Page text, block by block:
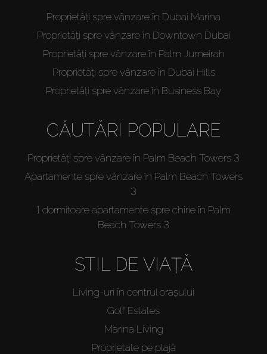
Proprietăți spre vânzare în Dubai Marina
Proprietăți spre vânzare în Downtown Dubai
Proprietăți spre vânzare în Palm Jumeirah
Proprietăți spre vânzare în Dubai Hills
Proprietăți spre vânzare în Business Bay
CĂUTĂRI POPULARE
Proprietăți spre vânzare în Palm Beach Towers 3
Apartamente spre vânzare în Palm Beach Towers
3
1 dormitoare apartamente spre chirie în Palm
Beach Towers 3
STIL DE VIAȚĂ
Living-uri în centrul orașului
Golf Estates
Marina Living
Proprietate pe plajă